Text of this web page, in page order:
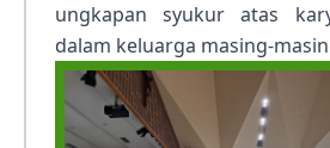
ungkapan syukur atas
dalam keluarga masing-